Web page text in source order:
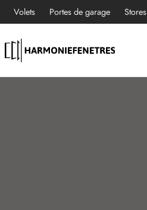
Volets Portes de garage Stores